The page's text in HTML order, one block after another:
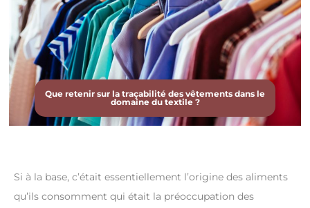
Que retenir sur la traçabilité des vêtements dans le
domaine du textile ?
Si à la base, c’était essentiellement l’origine des aliments
qu’ils consomment qui était la préoccupation des